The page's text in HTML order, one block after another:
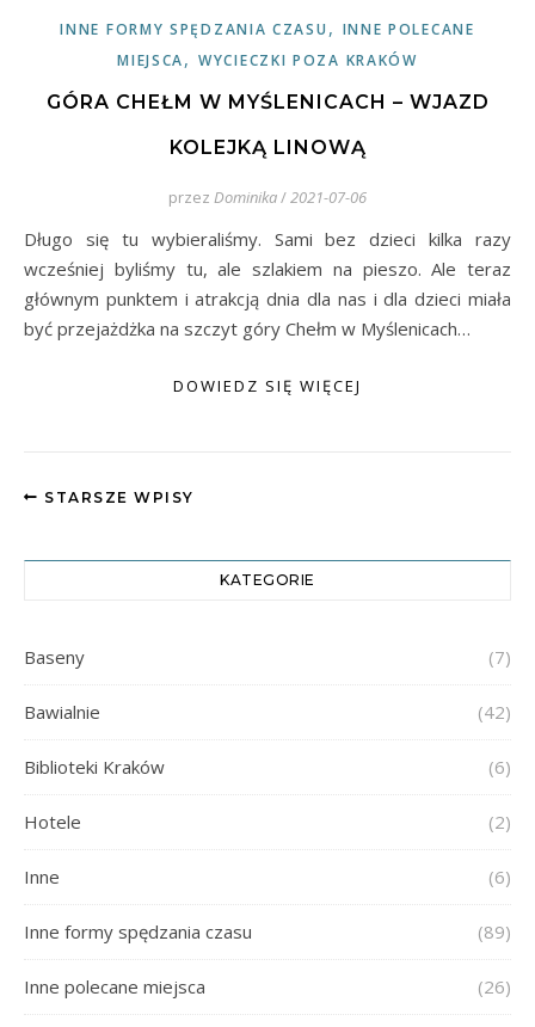
INNE FORMY SPĘDZANIA CZASU , INNE POLECANE
MIEJSCA,WYCIECZKI POZA KRAKÓW
GÓRA CHEŁM W MYŚLENICACH – WJAZD
KOLEJKĄ LINOWĄ
przez Dominika/2021-07-06
Długo się tu wybieraliśmy. Sami bez dzieci kilka razy
wcześniej byliśmy tu, ale szlakiem na pieszo. Ale teraz
głównym punktem i atrakcją dnia dla nas i dla dzieci miała
być przejażdżka na szczyt góry Chełm w Myślenicach…
DOWIEDZ SIĘ WIĘCEJ
STARSZE WPISY
KATEGORIE
Baseny (7)
Bawialnie (42)
Biblioteki Kraków (6)
Hotele (2)
Inne (6)
Inne formy spędzania czasu (89)
Inne polecane miejsca (26)